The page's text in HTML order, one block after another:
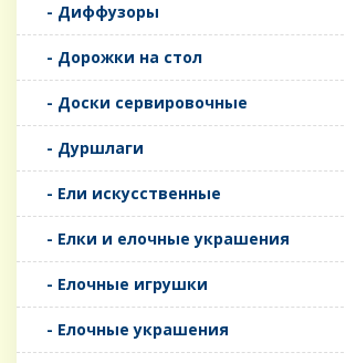
- Диффузоры
- Дорожки на стол
- Доски сервировочные
- Дуршлаги
- Ели искусственные
- Елки и елочные украшения
- Елочные игрушки
- Елочные украшения